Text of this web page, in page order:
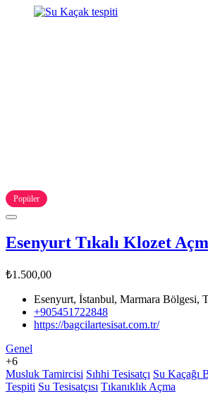
Popüler
Esenyurt Tıkalı Klozet
₺1.500,00
Esenyurt, İstanbul, Marmara Bölgesi,
+905451722848
https://bagcilartesisat.com.tr/
Genel
+6
Musluk Tamircisi Sıhhi Tesisatçı Su Kaçağı
Tespiti Su Tesisatçısı Tıkanıklık Açma